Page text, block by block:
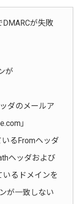
DMARCが失敗
が
ダのメールア
」
るFromヘッダ
ヘッダおよび
るドメインを
が一致しない